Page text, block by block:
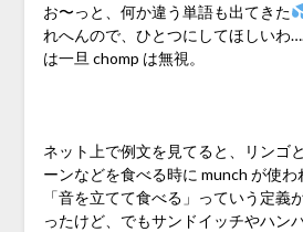
お〜っと、何か違う単語も出てきた
れへんので、ひとつにしてほしいわ
は一旦 chomp は無視。
ネット上で例文を見てると、リンゴ
ーンなどを食べる時に munch が使
「音を立てて食べる」っていう定義
ったけど、でもサンドイッチやハン